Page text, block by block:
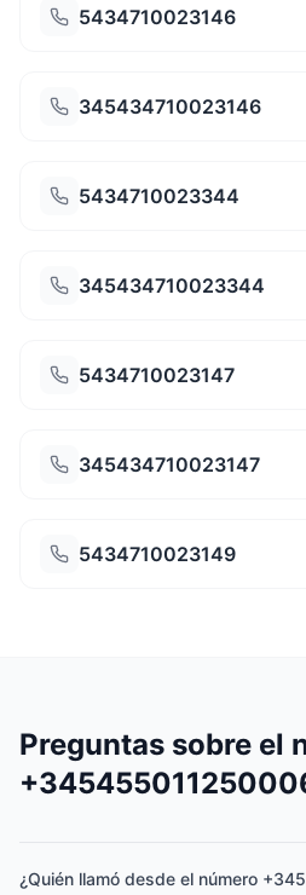
5434710023146
345434710023146
5434710023344
345434710023344
5434710023147
345434710023147
5434710023149
Preguntas sobre el
¿Quién llamó desde el número